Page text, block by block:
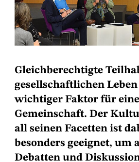
Gleichberechtigte
gesellschaftlichen
wichtiger Faktor für
Gemeinschaft. Der
all seinen Facetten ist
besonders geeignet, um
Debatten und